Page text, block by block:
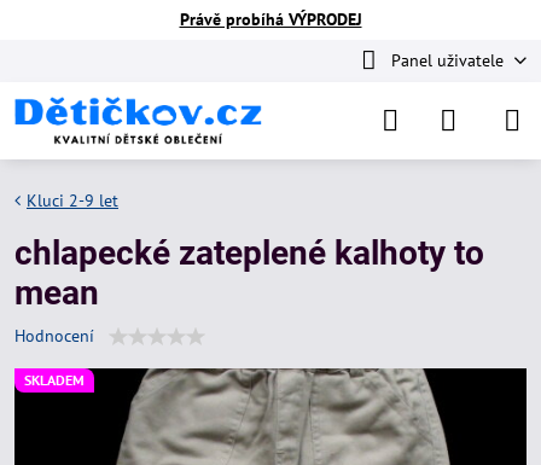
Právě probíhá VÝPRODEJ
Panel uživatele
SKLADEM
Kluci 2-9 let
chlapecké zateplené kalhoty to
mean
Hodnocení